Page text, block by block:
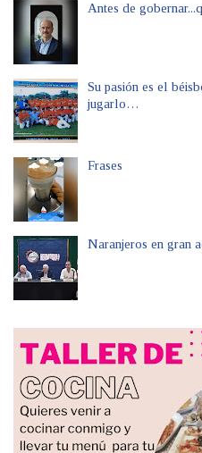
Antes de
Su pasión es el
jugarlo…
Frases
Naranjeros en gran